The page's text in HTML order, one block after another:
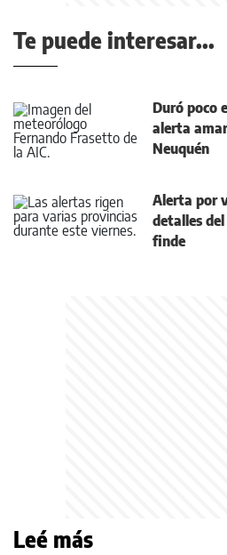
Te puede interesar...
Duró poco
alerta
Neuquén
Alerta por
detalles
finde
Leé más